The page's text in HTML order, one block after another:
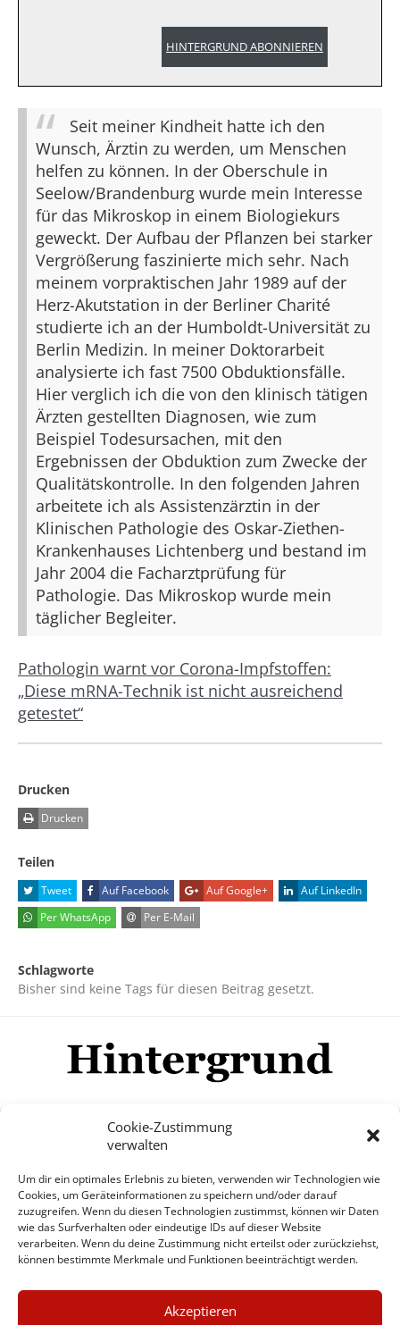
Cookie-Zustimmung
verwalten
Um dir ein optimales Erlebnis zu bieten, verwenden wir Technologien wie
Cookies, um Geräteinformationen zu speichern und/oder darauf
zuzugreifen. Wenn du diesen Technologien zustimmst, können wir Daten
wie das Surfverhalten oder eindeutige IDs auf dieser Website
verarbeiten. Wenn du deine Zustimmung nicht erteilst oder zurückziehst,
können bestimmte Merkmale und Funktionen beeinträchtigt werden.
Akzeptieren
HINTERGRUND ABONNIEREN
Seit meiner Kindheit hatte ich den
Wunsch, Ärztin zu werden, um Menschen
helfen zu können. In der Oberschule in
Seelow/Brandenburg wurde mein Interesse
für das Mikroskop in einem Biologiekurs
geweckt. Der Aufbau der Pflanzen bei starker
Vergrößerung faszinierte mich sehr. Nach
meinem vorpraktischen Jahr 1989 auf der
Herz-Akutstation in der Berliner Charité
studierte ich an der Humboldt-Universität zu
Berlin Medizin. In meiner Doktorarbeit
analysierte ich fast 7500 Obduktionsfälle.
Hier verglich ich die von den klinisch tätigen
Ärzten gestellten Diagnosen, wie zum
Beispiel Todesursachen, mit den
Ergebnissen der Obduktion zum Zwecke der
Qualitätskontrolle. In den folgenden Jahren
arbeitete ich als Assistenzärztin in der
Klinischen Pathologie des Oskar-Ziethen-
Krankenhauses Lichtenberg und bestand im
Jahr 2004 die Facharztprüfung für
Pathologie. Das Mikroskop wurde mein
täglicher Begleiter.
Pathologin warnt vor Corona-Impfstoffen:
„Diese mRNA-Technik ist nicht ausreichend
getestet“
Drucken
Drucken
Teilen
Tweet Auf Facebook Auf Google+
Auf LinkedIn
Per WhatsApp
Per E-Mail
Schlagworte
Bisher sind keine Tags für diesen Beitrag gesetzt.
Mehr
© Copyright Hintergrund.de, 2015 - 2026
Zum Newsletter jetzt kostenlos
anmelden
×